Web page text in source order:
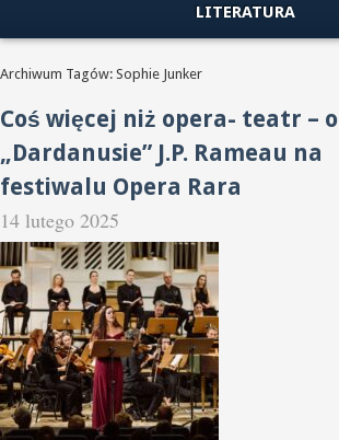
LITERATURA
Archiwum Tagów: Sophie Junker
Coś więcej niż opera- teatr – o
„Dardanusie” J.P. Rameau na
festiwalu Opera Rara
14 lutego 2025